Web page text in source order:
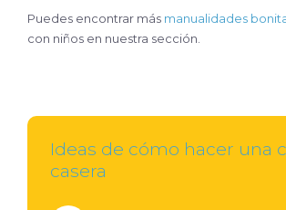
Puedes encontrar más manualidades
con niños en nuestra sección.
Ideas de cómo hacer una
casera